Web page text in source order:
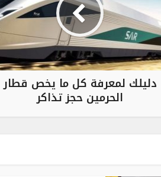
دليلك لمعرفة كل ما يخص قطار
الحرمين حجز تذاكر